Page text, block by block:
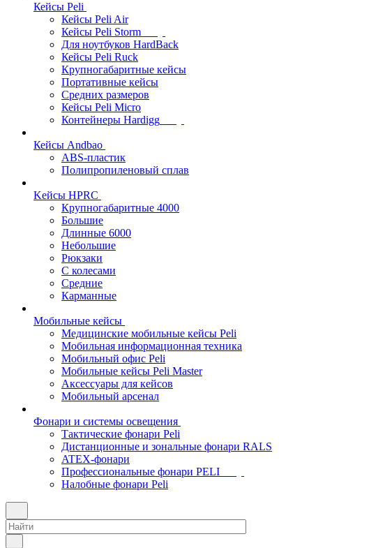
Кейсы Peli
Кейсы Peli Air
Кейсы Peli Storm
Для ноутбуков HardBack
Кейсы Peli Ruck
Крупногабаритные кейсы
Портативные кейсы
Средних размеров
Кейсы Peli Micro
Контейнеры Hardigg
Кейсы Andbao
ABS-пластик
Полипропиленовый сплав
Kейсы HPRC
Крупногабаритные 4000
Большие
Длинные 6000
Небольшие
Рюкзаки
С колесами
Средние
Карманные
Мобильные кейсы
Медицинские мобильные кейсы Peli
Мобильная информационная техника
Мобильный офис Peli
Мобильные кейсы Peli Master
Аксессуары для кейсов
Мобильный арсенал
Фонари и системы освещения
Тактические фонари Peli
Дистанционные и зональные фонари RALS
ATEX-фонари
Профессиональные фонари PELI
Налобные фонари Peli